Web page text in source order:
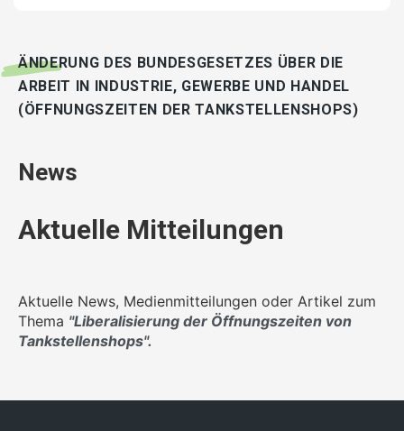
ÄNDERUNG DES BUNDESGESETZES ÜBER DIE
ARBEIT IN INDUSTRIE, GEWERBE UND HANDEL
(ÖFFNUNGSZEITEN DER TANKSTELLENSHOPS)
News
Aktuelle Mitteilungen
Aktuelle News, Medienmitteilungen oder Artikel zum
Thema "Liberalisierung der Öffnungszeiten von
Tankstellenshops".